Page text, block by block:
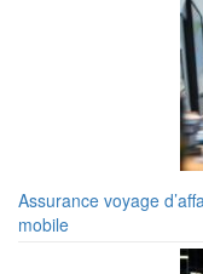
Assurance voyage
mobile